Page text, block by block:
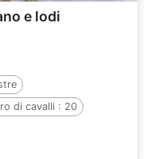
e lodi
di cavalli : 20